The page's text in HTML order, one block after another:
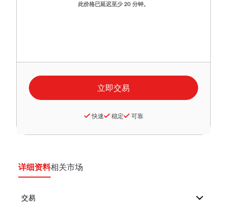
此价格已延迟至少 20 分钟。
快速 稳定 可靠
详细资料相关市场